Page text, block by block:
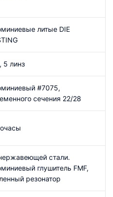
литые DIE
5 линз
#7075,
сечения 22/28
стали.
глушитель FMF,
резонатор